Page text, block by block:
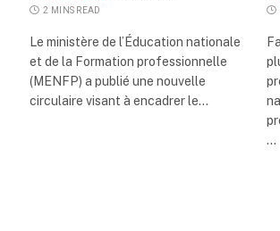
2 MINS READ
Le ministère de l’Éducation nationale
et de la Formation professionnelle
(MENFP) a publié une nouvelle
circulaire visant à encadrer le…
…